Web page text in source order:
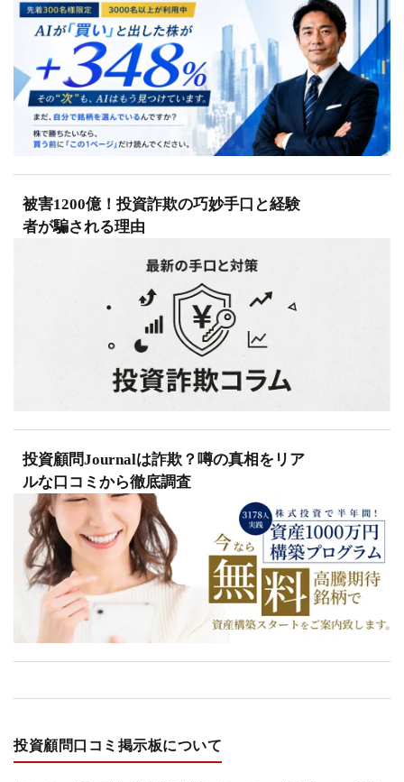
被害1200億！投資詐欺の巧妙手口と経験
者が騙される理由
投資顧問Journalは詐欺？噂の真相をリア
ルな口コミから徹底調査
投資顧問口コミ掲示板について